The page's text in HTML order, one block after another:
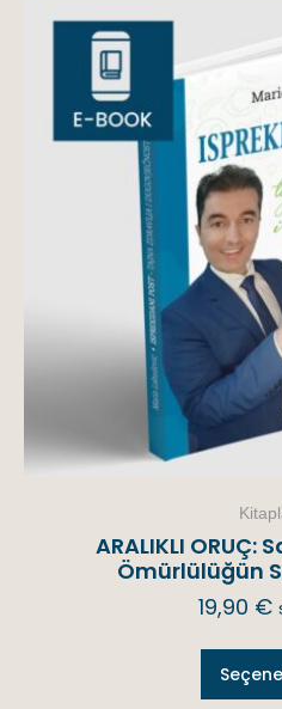
ARALIKLI ORUÇ:
Ömürlülüğün
19,90 €